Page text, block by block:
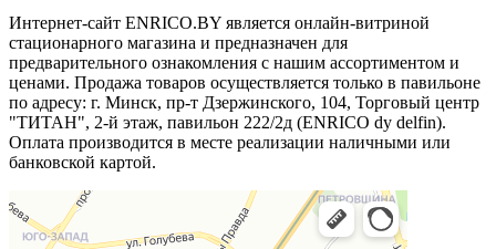
Интернет-сайт ENRICO.BY является онлайн-витриной
стационарного магазина и предназначен для
предварительного ознакомления с нашим ассортиментом и
ценами. Продажа товаров осуществляется только в павильоне
по адресу: г. Минск, пр-т Дзержинского, 104, Торговый центр
"ТИТАН", 2-й этаж, павильон 222/2д (ENRICO dy delfin).
Оплата производится в месте реализации наличными или
банковской картой.